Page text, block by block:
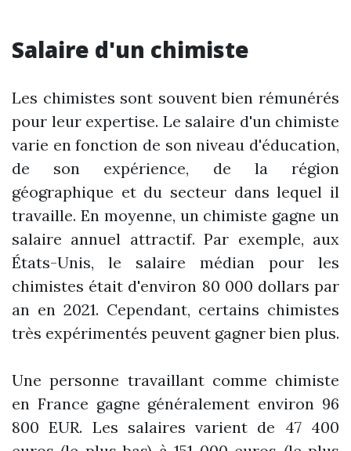
Salaire d'un chimiste
Les chimistes sont souvent bien rémunérés
pour leur expertise. Le salaire d'un chimiste
varie en fonction de son niveau d'éducation,
de son expérience, de la région
géographique et du secteur dans lequel il
travaille. En moyenne, un chimiste gagne un
salaire annuel attractif. Par exemple, aux
États-Unis, le salaire médian pour les
chimistes était d'environ 80 000 dollars par
an en 2021. Cependant, certains chimistes
très expérimentés peuvent gagner bien plus.
Une personne travaillant comme chimiste
en France gagne généralement environ 96
800 EUR. Les salaires varient de 47 400